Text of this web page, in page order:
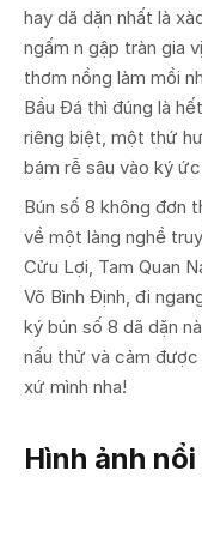
hay dã dặn nhất là
ngấm n gập tràn gia
thơm nồng làm mồi
Bầu Đá thì đúng là
riêng biệt, một thứ
bám rễ sâu vào ký
Bún số 8 không đơn
về một làng nghề
Cửu Lợi, Tam Quan
Võ Bình Định, đi
ký bún số 8 dã dặn
nấu thử và cảm
xứ mình nha!
Hình ảnh